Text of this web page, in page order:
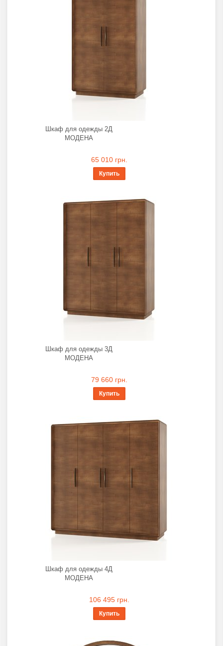
Шкаф для одежды 2Д
МОДЕНА
65 010 грн.
Купить
Шкаф для одежды 3Д
МОДЕНА
79 660 грн.
Купить
Шкаф для одежды 4Д
МОДЕНА
106 495 грн.
Купить